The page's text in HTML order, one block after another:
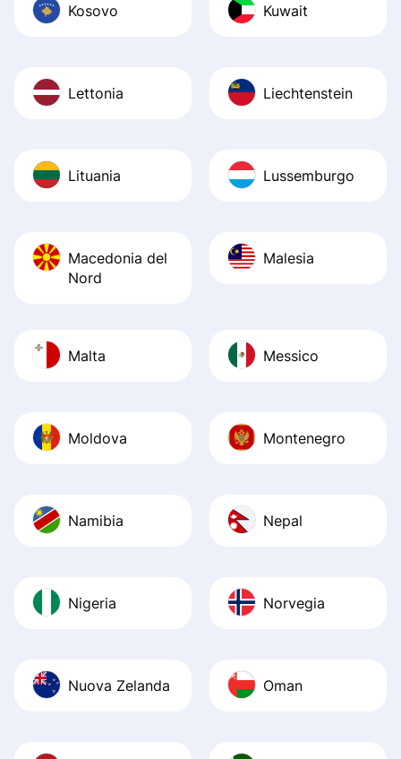
Kosovo Kuwait
Lettonia Liechtenstein
Lituania Lussemburgo
Macedonia del
Nord
Malesia
Malta Messico
Moldova Montenegro
Namibia Nepal
Nigeria Norvegia
Nuova Zelanda Oman